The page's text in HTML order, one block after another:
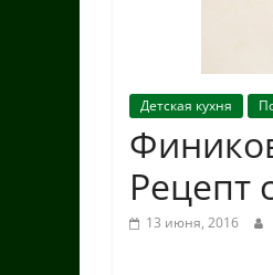
Детская кухня
Рецепт
13 июня, 2016